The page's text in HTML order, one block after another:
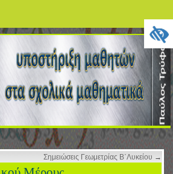
Σημειώσεις Γεωμετρίας Β΄Λυκείου →